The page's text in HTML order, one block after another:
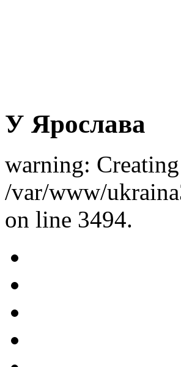
У Ярослава
warning:
/var/www/
on line 3494.